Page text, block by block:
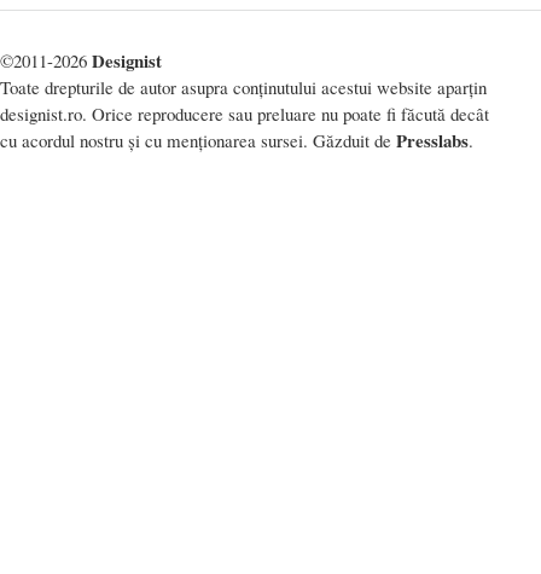
©2011-2026 Designist
Toate drepturile de autor asupra conținutului acestui website aparțin
designist.ro. Orice reproducere sau preluare nu poate fi făcută decât
cu acordul nostru și cu menționarea sursei. Găzduit de Presslabs.